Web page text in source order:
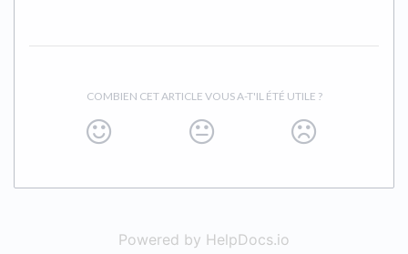
COMBIEN CET ARTICLE VOUS A-T'IL ÉTÉ UTILE ?
Powered by HelpDocs.io